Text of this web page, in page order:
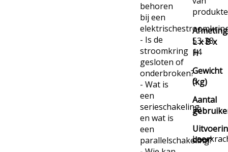
behoren
bij een
- Is de
stroomkring
gesloten of
onderbroken?
- Wat is
een
serieschakeling
en wat is
een
parallelschakeling?
Afmeting
L x B x
H
53-38-
14
Gewicht
(kg)
6
Aantal
30
door